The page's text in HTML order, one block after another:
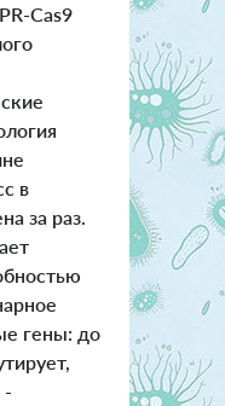
Cas9
в
за раз.
гены: до
-